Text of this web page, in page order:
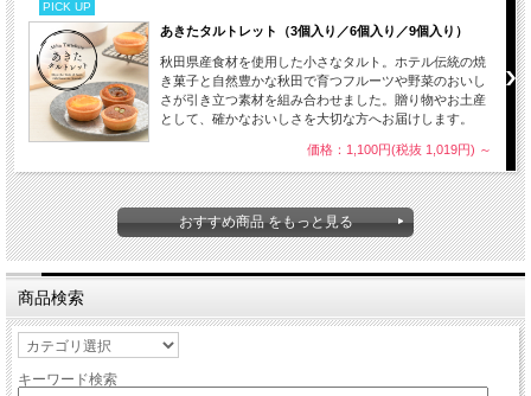
PICK UP
あきたタルトレット（3個入り／6個入り／9個入り）
秋田県産食材を使用した小さなタルト。ホテル伝統の焼
き菓子と自然豊かな秋田で育つフルーツや野菜のおいし
さが引き立つ素材を組み合わせました。贈り物やお土産
として、確かなおいしさを大切な方へお届けします。
価格：1,100円(税抜 1,019円) ～
おすすめ商品 をもっと見る
商品検索
キーワード検索